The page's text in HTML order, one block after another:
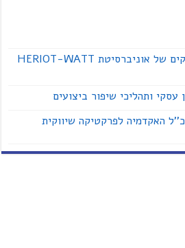
MBA - מוסמך במנהל עסקים של אוניברסיטת HERIOT-WATT
ותהליכי שיפור ביצועים
האקדמיה לפרקטיקה שיווקית